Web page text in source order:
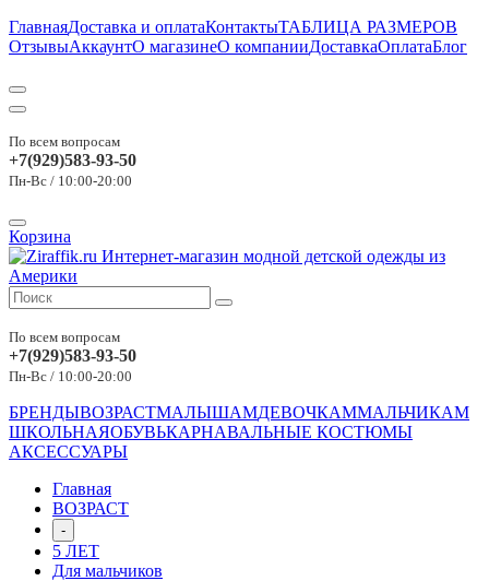
ГлавнаяДоставка и оплатаКонтактыТАБЛИЦА РАЗМЕРОВ
ОтзывыАккаунтО магазинеО компанииДоставкаОплатаБлог
По всем вопросам
+7(929)583-93-50
Пн-Вс / 10:00-20:00
Корзина
По всем вопросам
+7(929)583-93-50
Пн-Вс / 10:00-20:00
БРЕНДЫВОЗРАСТМАЛЫШАМДЕВОЧКАММАЛЬЧИКАМ
ШКОЛЬНАЯОБУВЬКАРНАВАЛЬНЫЕ КОСТЮМЫ
АКСЕССУАРЫ
Главная
ВОЗРАСТ
-
5 ЛЕТ
Для мальчиков